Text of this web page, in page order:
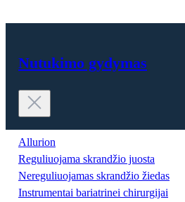
Nutukimo gydymas
Allurion
Reguliuojama skrandžio juosta
Nereguliuojamas skrandžio žiedas
Instrumentai bariatrinei chirurgijai